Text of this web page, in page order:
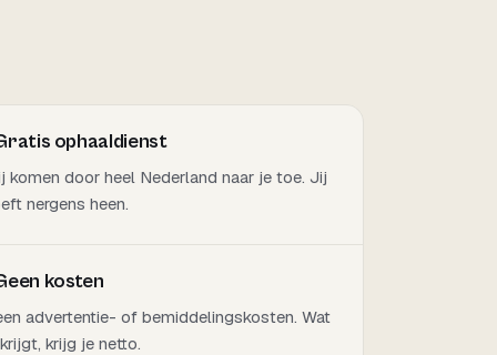
ophaaldienst
komen door heel Nederland naar je toe. Jij
nergens heen.
kosten
advertentie- of bemiddelingskosten. Wat
krijg je netto.